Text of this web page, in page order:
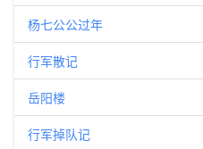
杨七公公过年
行军散记
岳阳楼
行军掉队记